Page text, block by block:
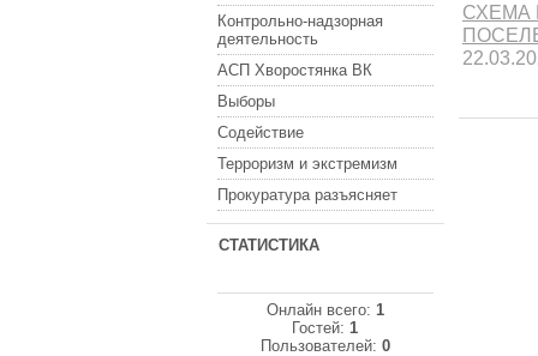
Контрольно-надзорная
деятельность
АСП Хворостянка ВК
Выборы
Содействие
Терроризм и экстремизм
Прокуратура разъясняет
СТАТИСТИКА
Онлайн всего: 1
Гостей:1
Пользователей: 0
СХЕМА